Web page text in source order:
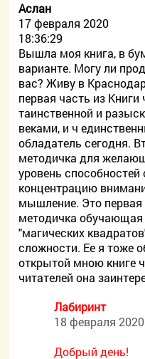
Аслан
17 февраля 2020
18:36:29
Вышла моя книга, в
варианте. Могу ли
вас? Живу в
первая часть из Книги
таинственной и
веками, и ч
обладатель сегодня.
методичка для
уровень способностей
концентрацию
мышление. Это первая
методичка
"магических
сложности. Ее я тоже
открытой мною книге
читателей она
Лабиринт
18 февраля
Добрый день!